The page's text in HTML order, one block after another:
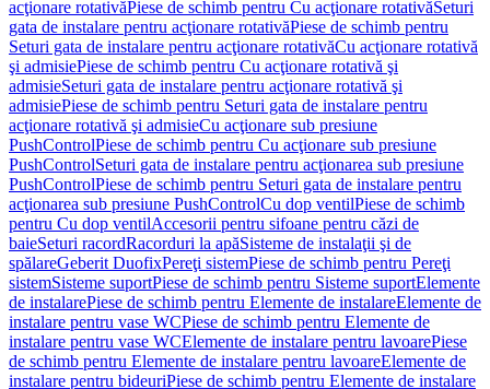
acţionare rotativăPiese de schimb pentru Cu acţionare rotativăSeturi
gata de instalare pentru acţionare rotativăPiese de schimb pentru
Seturi gata de instalare pentru acţionare rotativăCu acţionare rotativă
şi admisiePiese de schimb pentru Cu acţionare rotativă şi
admisieSeturi gata de instalare pentru acţionare rotativă şi
admisiePiese de schimb pentru Seturi gata de instalare pentru
acţionare rotativă şi admisieCu acţionare sub presiune
PushControlPiese de schimb pentru Cu acţionare sub presiune
PushControlSeturi gata de instalare pentru acţionarea sub presiune
PushControlPiese de schimb pentru Seturi gata de instalare pentru
acţionarea sub presiune PushControlCu dop ventilPiese de schimb
pentru Cu dop ventilAccesorii pentru sifoane pentru căzi de
baieSeturi racordRacorduri la apăSisteme de instalaţii şi de
spălareGeberit DuofixPereţi sistemPiese de schimb pentru Pereţi
sistemSisteme suportPiese de schimb pentru Sisteme suportElemente
de instalarePiese de schimb pentru Elemente de instalareElemente de
instalare pentru vase WCPiese de schimb pentru Elemente de
instalare pentru vase WCElemente de instalare pentru lavoarePiese
de schimb pentru Elemente de instalare pentru lavoareElemente de
instalare pentru bideuriPiese de schimb pentru Elemente de instalare